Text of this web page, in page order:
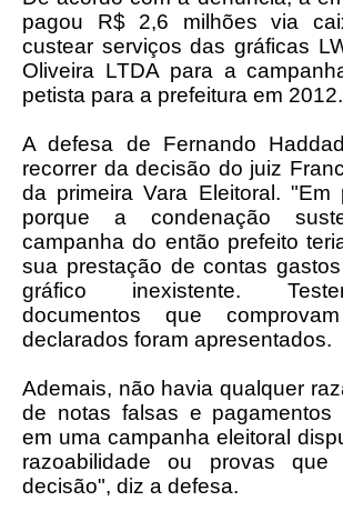
pagou R$ 2,6 milhões via
custear serviços das gráficas
Oliveira LTDA para a
petista para a prefeitura em 2012.
A defesa de Fernando
recorrer da decisão do juiz
da primeira Vara Eleitoral. "Em
porque a condenação
campanha do então prefeito
sua prestação de contas
gráfico inexistente.
documentos que
declarados foram apresentados.
Ademais, não havia qualquer
de notas falsas e pagamentos
em uma campanha eleitoral
razoabilidade ou provas que
decisão", diz a defesa.